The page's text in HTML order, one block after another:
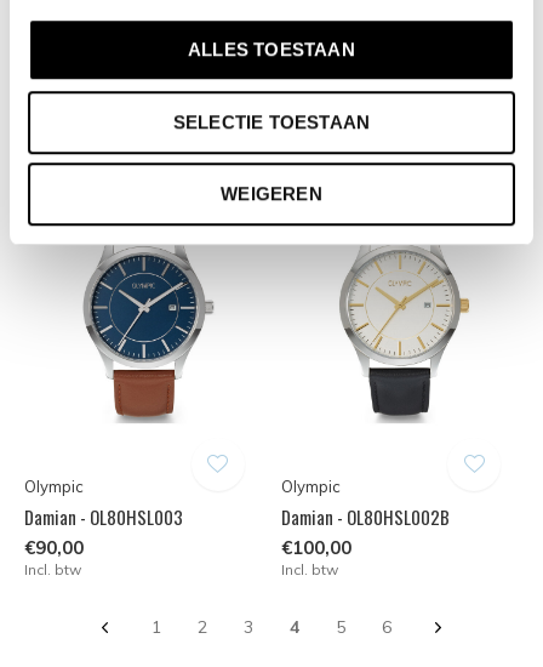
ALLES TOESTAAN
SELECTIE TOESTAAN
WEIGEREN
Olympic
€90,00
Incl. btw
Olympic
Damian - OL80HDL001
€100,00
Incl. btw
Olympic
Damian - OL80HSL003
€90,00
Incl. btw
Olympic
Damian - OL80HSL002B
€100,00
Incl. btw
1 2 3 4 5 6